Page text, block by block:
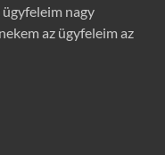
nagy
az ügyfeleim az